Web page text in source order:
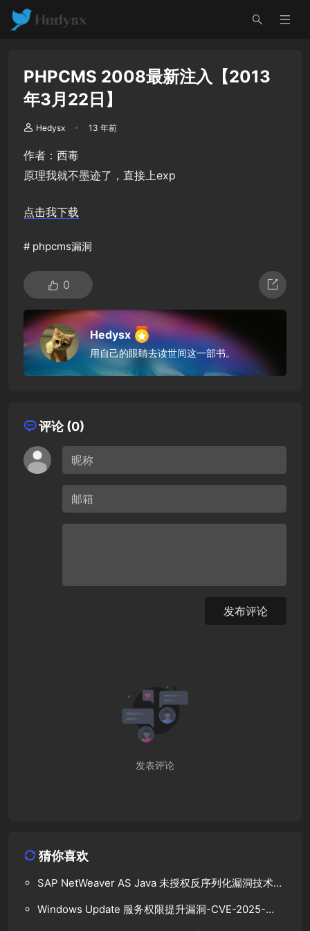
PHPCMS 2008最新注入【2013
年3月22日】
Hedysx 13 年前
作者：西毒
原理我就不墨迹了，直接上exp
点击我下载
# phpcms漏洞
0
Hedysx
用自己的眼睛去读世间这一部书。
评论 (0)
发布评论
发表评论
猜你喜欢
SAP NetWeaver AS Java 未授权反序列化漏洞技术分
Windows Update 服务权限提升漏洞-CVE-2025-